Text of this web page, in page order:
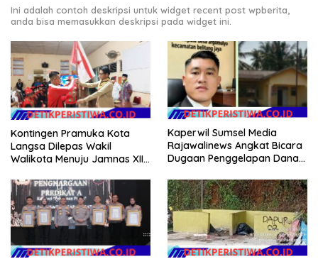
Ini adalah contoh deskripsi untuk widget recent post wpberita,
anda bisa memasukkan deskripsi pada widget ini.
Kontingen Pramuka Kota
Langsa Dilepas Wakil
Walikota Menuju Jamnas XII
Kaperwil Sumsel Media
Rajawalinews Angkat Bicara
Dugaan Penggelapan Dana
Argomulyo Belitang Jaya
Hilang 3 Bulan Bawa
Anggaran Pembangunan